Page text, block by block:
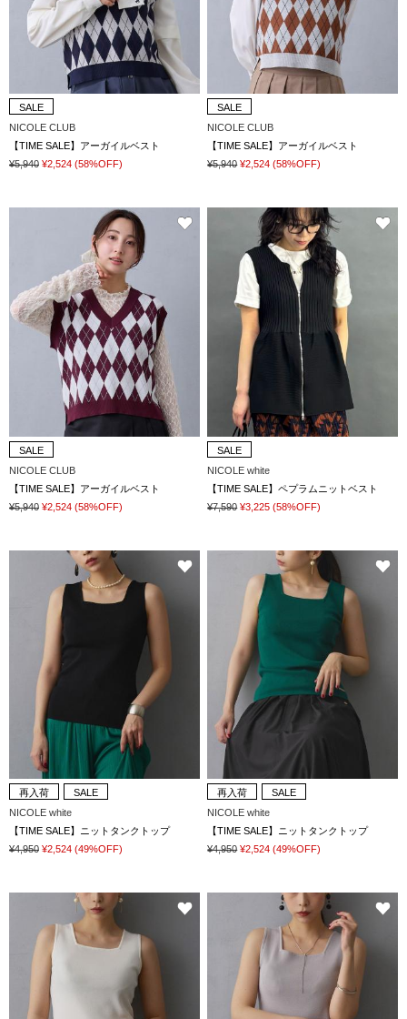
SALE
NICOLE CLUB
【TIME SALE】アーガイルベスト
¥5,940 ¥2,524 (58%OFF)
SALE
NICOLE CLUB
【TIME SALE】アーガイルベスト
¥5,940 ¥2,524 (58%OFF)
SALE
NICOLE CLUB
【TIME SALE】アーガイルベスト
¥5,940 ¥2,524 (58%OFF)
SALE
NICOLE white
【TIME SALE】ペプラムニットベスト
¥7,590 ¥3,225 (58%OFF)
再入荷
SALE
NICOLE white
【TIME SALE】ニットタンクトップ
¥4,950 ¥2,524 (49%OFF)
再入荷
SALE
NICOLE white
【TIME SALE】ニットタンクトップ
¥4,950 ¥2,524 (49%OFF)